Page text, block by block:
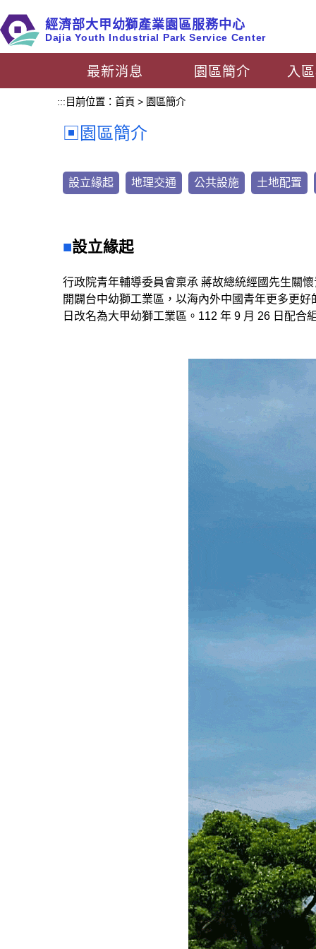
到
主
經濟部大甲幼獅產業園區服務中心
Dajia Youth Industrial Park Service Center
最新消息 園區簡介 入
::: 目前位置： 首頁 > 園區簡介
園區簡介
設立緣起 地理交通 公共設施 土地配置
設立緣起
行政院青年輔導委員會稟承 蔣故總統經國先生關
開闢台中幼獅工業區，以海內外中國青年更多更
日改名為大甲幼獅工業區。112 年 9 月 26 日配合